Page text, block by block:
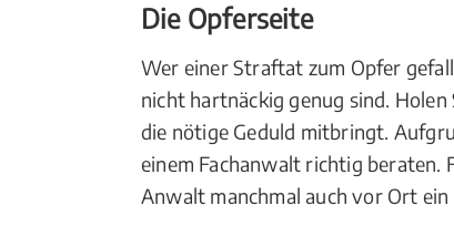
Die Opferseite
Wer einer Straftat zum Opfer
nicht hartnäckig genug sind.
die nötige Geduld mitbringt.
einem Fachanwalt richtig beraten.
Anwalt manchmal auch vor Ort